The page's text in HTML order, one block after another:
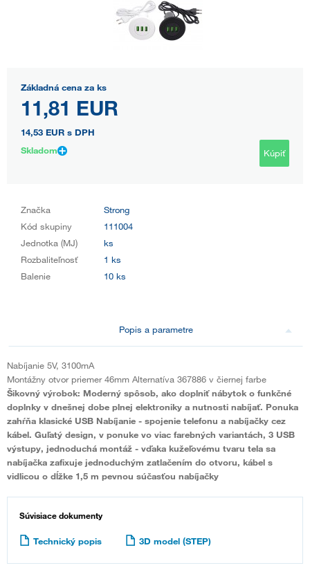
Základná cena za ks
11,81 EUR
14,53 EUR s DPH
Skladom
Kúpiť
Značka
Strong
Kód skupiny
111004
Jednotka (MJ)
ks
Rozbaliteľnosť
1 ks
Balenie
10 ks
Popis a parametre
Nabíjanie 5V, 3100mA
Montážny otvor priemer 46mm Alternatíva 367886 v čiernej farbe
Šikovný výrobok: Moderný spôsob, ako doplniť nábytok o funkčné
doplnky v dnešnej dobe plnej elektroniky a nutnosti nabíjať. Ponuka
zahŕňa klasické USB Nabíjanie - spojenie telefonu a nabíjačky cez
kábel. Guľatý design, v ponuke vo viac farebných variantách, 3 USB
výstupy, jednoduchá montáž - vďaka kužeľovému tvaru tela sa
nabíjačka zafixuje jednoduchým zatlačením do otvoru, kábel s
vidlicou o dĺžke 1,5 m pevnou súčasťou nabíjačky
Súvisiace dokumenty
Technický popis 3D model (STEP)